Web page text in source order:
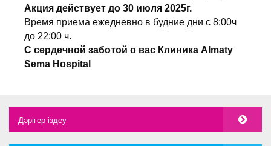
Акция действует до 30 июля 2025г.
Время приема ежедневно в будние дни с 8:00ч
до 22:00 ч.
С сердечной заботой о вас Клиника Almaty
Sema Hospital
Дәрігер іздеу